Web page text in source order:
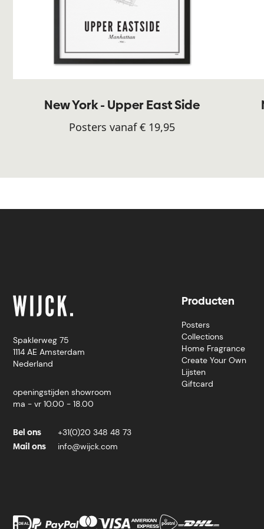
New York - Upper East Side
Posters vanaf € 19,95
Spaklerweg 75
1114 AE Amsterdam
Nederland
openingstijden showroom
ma - vr 10.00 - 18.00
Bel ons +31(0)20 348 48 73
Mail ons info@wijck.com
Producten
Posters
Collections
Home Fragrance
Create Your Own
Lijsten
Giftcard